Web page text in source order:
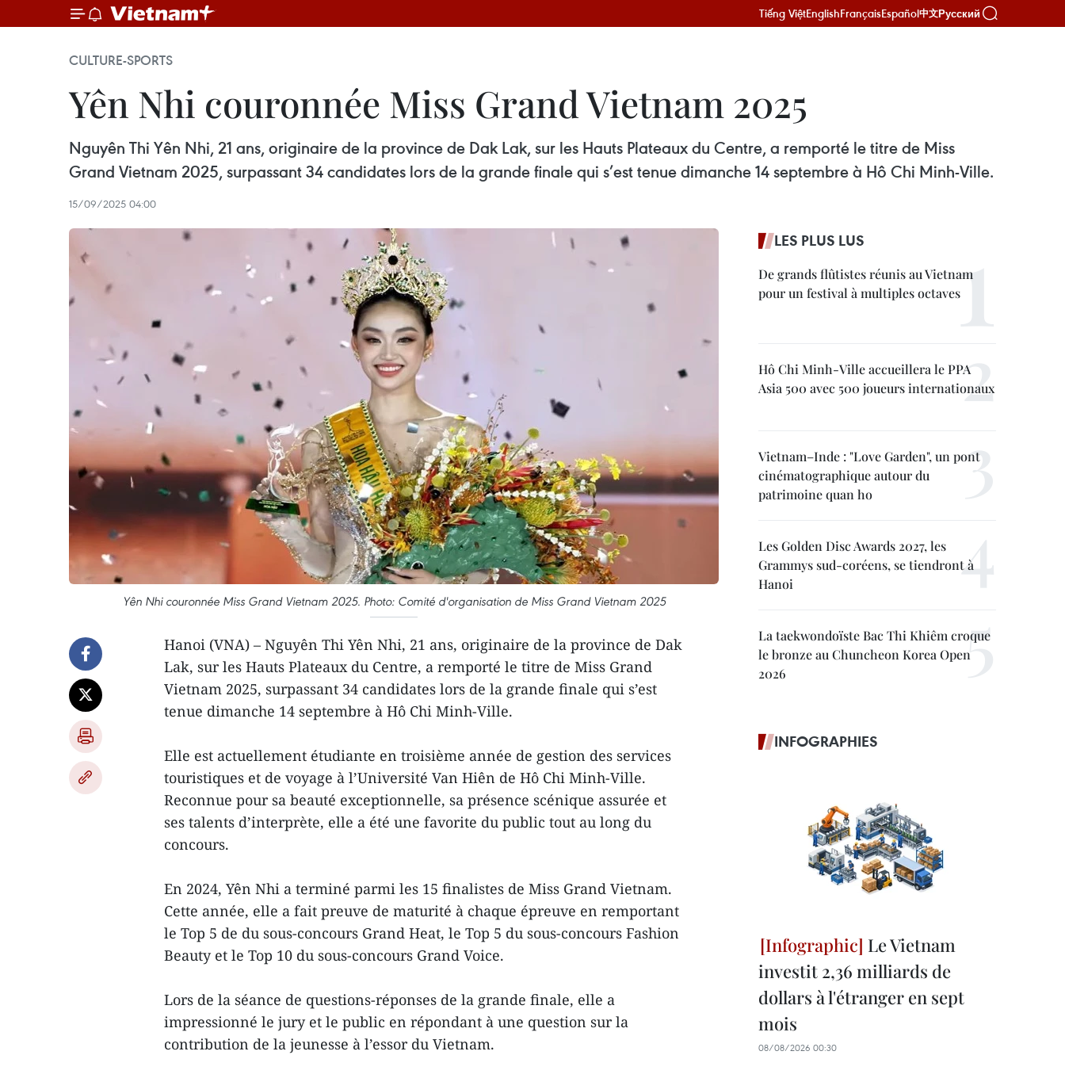
Tiếng ViệtEnglishFrançaisEspañol中文Русский
CULTURE-SPORTS
Yên Nhi couronnée Miss Grand Vietnam 2025
Nguyên Thi Yên Nhi, 21 ans, originaire de la province de Dak Lak, sur les Hauts Plateaux du Centre, a remporté le titre de Miss
Grand Vietnam 2025, surpassant 34 candidates lors de la grande finale qui s’est tenue dimanche 14 septembre à Hô Chi Minh-Ville.
15/09/2025 04:00
Yên Nhi couronnée Miss Grand Vietnam 2025. Photo: Comité d'organisation de Miss Grand Vietnam 2025
Hanoi (VNA) – Nguyên Thi Yên Nhi, 21 ans, originaire de la province de Dak
Lak, sur les Hauts Plateaux du Centre, a remporté le titre de Miss Grand
Vietnam 2025, surpassant 34 candidates lors de la grande finale qui s’est
tenue dimanche 14 septembre à Hô Chi Minh-Ville.
Elle est actuellement étudiante en troisième année de gestion des services
touristiques et de voyage à l’Université Van Hiên de Hô Chi Minh-Ville.
Reconnue pour sa beauté exceptionnelle, sa présence scénique assurée et
ses talents d’interprète, elle a été une favorite du public tout au long du
concours.
En 2024, Yên Nhi a terminé parmi les 15 finalistes de Miss Grand Vietnam.
Cette année, elle a fait preuve de maturité à chaque épreuve en remportant
le Top 5 de du sous-concours Grand Heat, le Top 5 du sous-concours Fashion
Beauty et le Top 10 du sous-concours Grand Voice.
Lors de la séance de questions-réponses de la grande finale, elle a
impressionné le jury et le public en répondant à une question sur la
contribution de la jeunesse à l’essor du Vietnam.
LES PLUS LUS
De grands flûtistes réunis au Vietnam
pour un festival à multiples octaves
Hô Chi Minh-Ville accueillera le PPA
Asia 500 avec 500 joueurs internationaux
Vietnam–Inde : "Love Garden", un pont
cinématographique autour du
patrimoine quan ho
Les Golden Disc Awards 2027, les
Grammys sud-coréens, se tiendront à
Hanoi
La taekwondoïste Bac Thi Khiêm croque
le bronze au Chuncheon Korea Open
2026
INFOGRAPHIES
Le Vietnam
investit 2,36 milliards de
dollars à l'étranger en sept
mois
08/08/2026 00:30